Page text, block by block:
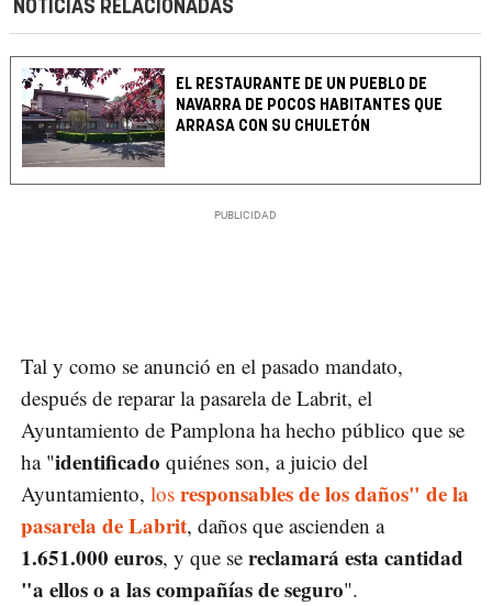
NOTICIAS RELACIONADAS
EL RESTAURANTE DE UN PUEBLO DE
NAVARRA DE POCOS HABITANTES QUE
ARRASA CON SU CHULETÓN
Tal y como se anunció en el pasado mandato,
después de reparar la pasarela de Labrit, el
Ayuntamiento de Pamplona ha hecho público que se
ha "identificado quiénes son, a juicio del
Ayuntamiento, los responsables de los daños" de la
pasarela de Labrit, daños que ascienden a
1.651.000 euros, y que se reclamará esta cantidad
"a ellos o a las compañías de seguro".